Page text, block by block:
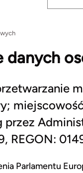
danych
przez
REGON:
Parlamentu